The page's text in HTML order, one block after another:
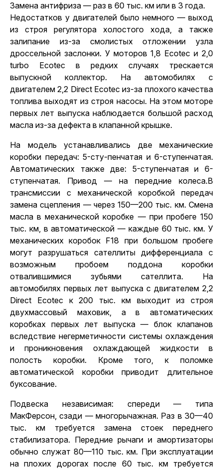
Замена антифриза — раз в 60 тыс. км или в 3 года.
Недостатков у двигателей было немного — выход
из строя регулятора холостого хода, а также
залипание из-за смолистых отложении узла
дроссельной заслонки. У моторов 1,8 Ecotec и 2,0
turbo Ecotec в редких случаях трескается
выпускной коллектор. На автомобилях с
двигателем 2,2 Direct Ecotec из-за плохого качества
топлива выходят из строя насосы. На этом моторе
первых лет выпуска наблюдается большой расход
масла из-за дефекта в клапанной крышке.
На модель устанавливались две механические
коробки передач: 5-сту-пенчатая и 6-ступенчатая.
Автоматических также две: 5-ступенчатая и 6-
ступенчатая. Привод — на передние колеса.В
трансмиссии с механической коробкой передач
замена сцепления — через 150—200 тыс. км. Смена
масла в механической коробке — при пробеге 150
тыс. км, в автоматической — каждые 60 тыс. км. У
механических коробок F18 при большом пробеге
могут разрушаться сателлиты дифференциала с
возможным пробоем поддона коробки
отвалившимися зубьями сателлита. На
автомобилях первых лет выпуска с двигателем 2,2
Direct Ecotec к 200 тыс. км выходит из строя
двухмассовый маховик, а в автоматических
коробках первых лет выпуска — блок клапанов
вследствие негерметичности системы охлаждения
и проникновения охлаждающей жидкости в
полость коробки. Кроме того, к поломке
автоматической коробки приводит длительное
буксование.
Подвеска независимая: спереди — типа
МакФерсон, сзади — многорычажная. Раз в 30—40
тыс. км требуется замена стоек переднего
стабилизатора. Передние рычаги и амортизаторы
обычно служат 80—110 тыс. км. При эксплуатации
на плохих дорогах после 60 тыс. км требуется